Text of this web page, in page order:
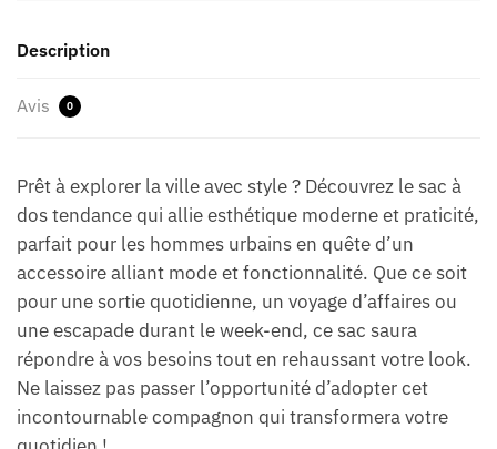
Description
Avis 0
Prêt à explorer la ville avec style ? Découvrez le sac à
dos tendance qui allie esthétique moderne et praticité,
parfait pour les hommes urbains en quête d’un
accessoire alliant mode et fonctionnalité. Que ce soit
pour une sortie quotidienne, un voyage d’affaires ou
une escapade durant le week-end, ce sac saura
répondre à vos besoins tout en rehaussant votre look.
Ne laissez pas passer l’opportunité d’adopter cet
incontournable compagnon qui transformera votre